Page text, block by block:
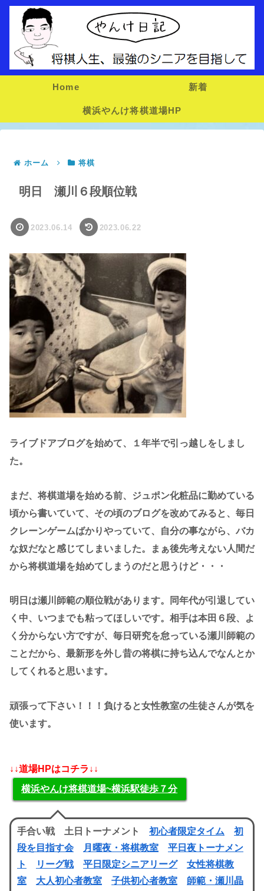
Home 新着
横浜やんけ将棋道場HP
ホーム 将棋
明日 瀬川６段順位戦
2023.06.14 2023.06.22
ライブドアブログを始めて、１年半で引っ越しをしまし
た。
まだ、将棋道場を始める前、ジュポン化粧品に勤めている
頃から書いていて、その頃のブログを改めてみると、毎日
クレーンゲームばかりやっていて、自分の事ながら、バカ
な奴だなと感じてしまいました。まぁ後先考えない人間だ
から将棋道場を始めてしまうのだと思うけど・・・
明日は瀬川師範の順位戦があります。同年代が引退してい
く中、いつまでも粘ってほしいです。相手は本田６段、よ
く分からない方ですが、毎日研究を怠っている瀬川師範の
ことだから、最新形を外し昔の将棋に持ち込んでなんとか
してくれると思います。
頑張って下さい！！！負けると女性教室の生徒さんが気を
使います。
↓↓道場HPはコチラ↓↓
横浜やんけ将棋道場~横浜駅徒歩７分
手合い戦 土日トーナメント 初心者限定タイム
初
段を目指す会
月曜夜・将棋教室
平日夜トーナメン
ト
リーグ戦 平日限定シニアリーグ
女性将棋教
室
大人初心者教室 子供初心者教室
師範・瀬川晶